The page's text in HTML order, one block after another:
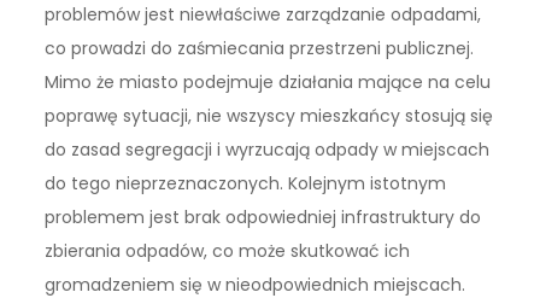
problemów jest niewłaściwe zarządzanie odpadami,
co prowadzi do zaśmiecania przestrzeni publicznej.
Mimo że miasto podejmuje działania mające na celu
poprawę sytuacji, nie wszyscy mieszkańcy stosują się
do zasad segregacji i wyrzucają odpady w miejscach
do tego nieprzeznaczonych. Kolejnym istotnym
problemem jest brak odpowiedniej infrastruktury do
zbierania odpadów, co może skutkować ich
gromadzeniem się w nieodpowiednich miejscach.